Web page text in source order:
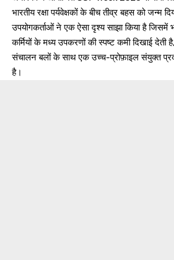
भारतीय रक्षा पर्यवेक्षकों के बीच तीव्र बहस को जन्म
उपयोगकर्ताओं ने एक ऐसा दृश्य साझा किया है जिसमें
कर्मियों के मध्य उपकरणों की स्पष्ट कमी दिखाई देती
संचालन बलों के साथ एक उच्च-प्रोफ़ाइल संयुक्त
है।